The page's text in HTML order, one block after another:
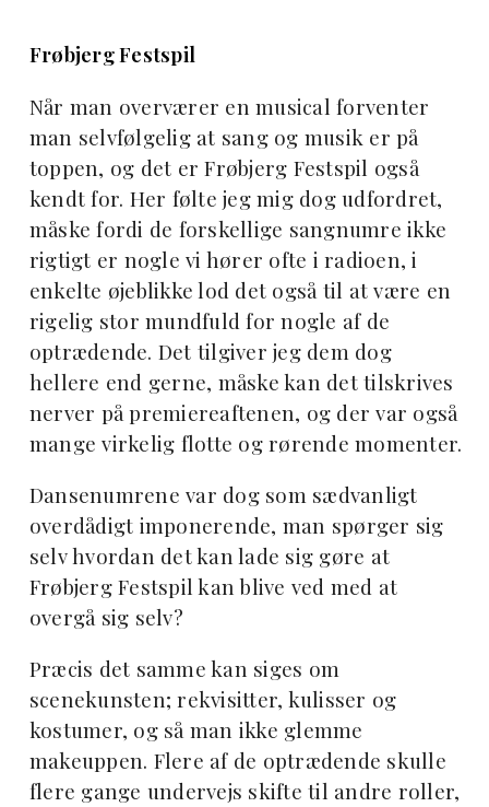
Frøbjerg Festspil
Når man overværer en musical forventer
man selvfølgelig at sang og musik er på
toppen, og det er Frøbjerg Festspil også
kendt for. Her følte jeg mig dog udfordret,
måske fordi de forskellige sangnumre ikke
rigtigt er nogle vi hører ofte i radioen, i
enkelte øjeblikke lod det også til at være en
rigelig stor mundfuld for nogle af de
optrædende. Det tilgiver jeg dem dog
hellere end gerne, måske kan det tilskrives
nerver på premiereaftenen, og der var også
mange virkelig flotte og rørende momenter.
Dansenumrene var dog som sædvanligt
overdådigt imponerende, man spørger sig
selv hvordan det kan lade sig gøre at
Frøbjerg Festspil kan blive ved med at
overgå sig selv?
Præcis det samme kan siges om
scenekunsten; rekvisitter, kulisser og
kostumer, og så man ikke glemme
makeuppen. Flere af de optrædende skulle
flere gange undervejs skifte til andre roller,